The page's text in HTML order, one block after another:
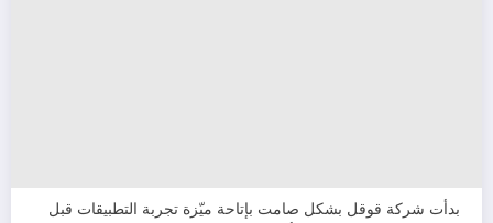
بدأت شركة قوقل بشكل صامت بإتاحة ميّزة تجربة التطبيقات قبل